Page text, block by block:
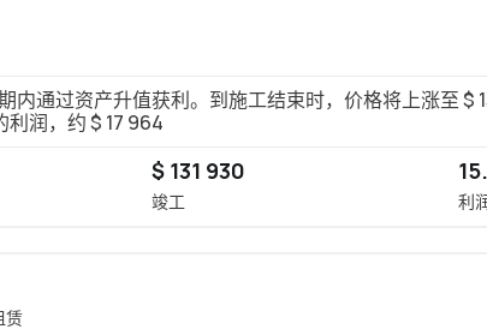
内通过资产升值获利。到施工结束时，价格将上涨至 $
利润，约 $ 17 964
$ 131 930
竣工 利
赁